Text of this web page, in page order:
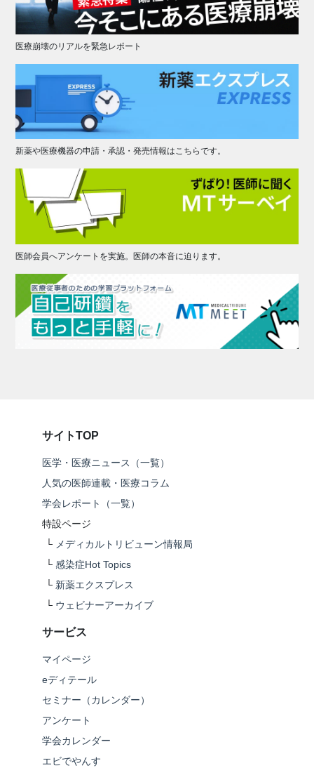
医療崩壊のリアルを緊急レポート
新薬や医療機器の申請・承認・発売情報はこちらです。
医師会員へアンケートを実施。医師の本音に迫ります。
サイトTOP
医学・医療ニュース（一覧）
人気の医師連載・医療コラム
学会レポート（一覧）
特設ページ
└ メディカルトリビューン情報局
└ 感染症Hot Topics
└ 新薬エクスプレス
└ ウェビナーアーカイブ
サービス
マイページ
eディテール
セミナー（カレンダー）
アンケート
学会カレンダー
エビでやんす